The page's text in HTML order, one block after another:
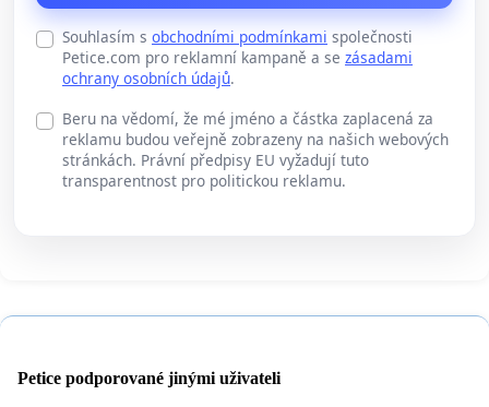
Souhlasím s obchodními podmínkami společnosti
Petice.com pro reklamní kampaně a se zásadami
ochrany osobních údajů.
Beru na vědomí, že mé jméno a částka zaplacená za
reklamu budou veřejně zobrazeny na našich webových
stránkách. Právní předpisy EU vyžadují tuto
transparentnost pro politickou reklamu.
Petice podporované jinými uživateli